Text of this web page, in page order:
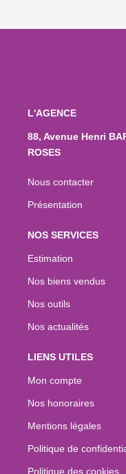
L'AGENCE
88, Avenue Henri
ROSES
Nous contacter
Présentation
NOS SERVICES
Estimation
Nos biens vendus
Nos outils
Nos actualités
LIENS UTILES
Mon compte
Nos honoraires
Mentions légales
Politique de
Politique des cookies